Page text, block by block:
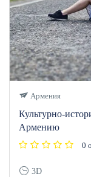
Армения
Культурно-
Армению
0
3D